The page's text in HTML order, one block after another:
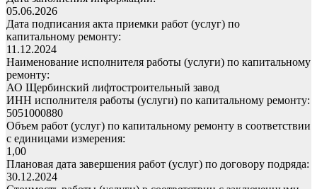
05.06.2026
Дата подписания акта приемки работ (услуг) по
капитальному ремонту:
11.12.2024
Наименование исполнителя работы (услуги) по капитальному
ремонту:
АО Щербинский лифтостроительный завод
ИНН исполнителя работы (услуги) по капитальному ремонту:
5051000880
Объем работ (услуг) по капитальному ремонту в соответствии
с единицами измерения:
1,00
Плановая дата завершения работ (услуг) по договору подряда:
30.12.2024